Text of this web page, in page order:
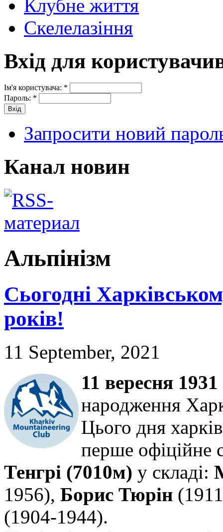
Клубне життя
Скелелазіння
Вхід для
Ім'я користувача: *
Пароль: *
Запросити новий
Канал новин
Альпінізм
Сьогодні
років!
11 September, 2021
11 вересня
народження
Цього дня
перше
Тенгрі (7010м) у складі:
1956), Борис Тюрін
(1904-1944).